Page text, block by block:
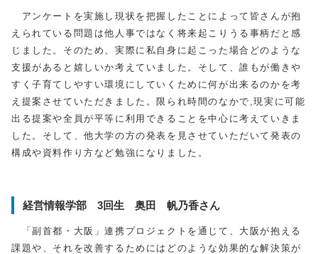
アンケートを実施し現状を把握したことによって皆さんが抱
えられている問題は他人事ではなく将来起こりうる事柄だと感
じました。そのため、実際に私自身に起こった場合どのような
支援があると嬉しいか考えていました。そして、誰もが働きや
すく子育てしやすい環境にしていくために何が出来るのかを考
え提案させていただきました。限られ時間のなかで ,現実に可能
出る提案や全員が平等に利用できることを中心に考えていきま
した。そして、他大学の方の発表を見させていただいて発表の
構成や資料作り方など勉強になりました。
経営情報学部 3回生 奥田 帆乃香さん
「副首都・大阪」連携プロジェクトを通じて、大阪が抱える
課題や、それを改善するためにはどのような効果的な解決策が